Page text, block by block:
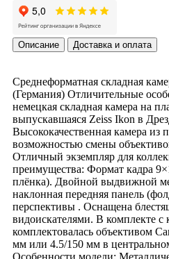
Описание Доставка и оплата
Среднеформатная складная
(Германия) Отличительные
немецкая складная камера на
выпускавшаяся Zeiss Ikon в
Высококачественная камера из
возможностью смены
Отличный экземпляр для
преимущества: Формат кадра
плёнка). Двойной выдвижной
наклонная передняя панель
перспективы . Оснащена
видоискателями. В комплекте с
комплектовалась объективом
мм или 4.5/150 мм в
Особенности модели: